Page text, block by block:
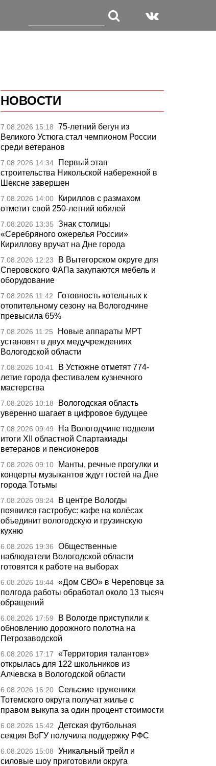
НОВОСТИ
7.08.2026 15:18
75-летний бегун из
Великого Устюга стал чемпионом России
среди ветеранов
7.08.2026 14:34
Первый этап
строительства Никольской набережной в
Шексне завершен
7.08.2026 14:00
Кириллов с размахом
отметит свой 250-летний юбилей
7.08.2026 13:35
Знак столицы
«Серебряного ожерелья России»
Кириллову вручат на Дне города
7.08.2026 12:23
В Вытегорском округе для
Сперовского ФАПа закупаются мебель и
оборудование
7.08.2026 11:42
Готовность котельных к
отопительному сезону на Вологодчине
превысила 65%
7.08.2026 11:25
Новые аппараты МРТ
установят в двух медучреждениях
Вологодской области
7.08.2026 10:41
В Устюжне отметят 774-
летие города фестивалем кузнечного
мастерства
7.08.2026 10:18
Вологодская область
уверенно шагает в цифровое будущее
7.08.2026 09:49
На Вологодчине подвели
итоги XII областной Спартакиады
ветеранов и пенсионеров
7.08.2026 09:10
Манты, речные прогулки и
концерты музыкантов ждут гостей на Дне
города Тотьмы
7.08.2026 08:24
В центре Вологды
появился гастробус: кафе на колёсах
объединит вологодскую и грузинскую
кухню
6.08.2026 19:36
Общественные
наблюдатели Вологодской области
готовятся к работе на выборах
6.08.2026 18:44 «Дом СВО» в Череповце за
полгода работы обработал около 13 тысяч
обращений
6.08.2026 17:59
В Вологде приступили к
обновлению дорожного полотна на
Петрозаводской
6.08.2026 17:17
«Территория талантов»
открылась для 122 школьников из
Алчевска в Вологодской области
6.08.2026 16:20 Сельские труженики
Тотемского округа получат жилье с
правом выкупа за один процент стоимости
6.08.2026 15:42
Детская футбольная
секция ВоГУ получила поддержку РФС
6.08.2026 15:08
Уникальный трейл и
силовые шоу приготовили округа